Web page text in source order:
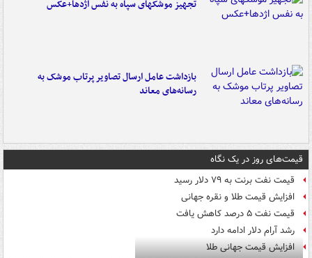
تجهیز موشکهای سپاه به نفس اژدها+عکس
بازداشت عامل ارسال تصاویر پرتاب موشک به
رسانه‌های معاند
قیمت‌های روز در یک نگاه
قیمت نفت برنت به ۷۹ دلار رسید
افزایش قیمت طلا و نقره جهانی
قیمت نفت ۵ درصد کاهش یافت
رشد آرام دلار ادامه دارد
افزایش قیمت جهانی طلا